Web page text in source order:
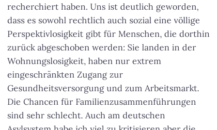
recherchiert haben. Uns ist deutlich geworden,
dass es sowohl rechtlich auch sozial eine völlige
Perspektivlosigkeit gibt für Menschen, die dorthin
zurück abgeschoben werden: Sie landen in der
Wohnungslosigkeit, haben nur extrem
eingeschränkten Zugang zur
Gesundheitsversorgung und zum Arbeitsmarkt.
Die Chancen für Familienzusammenführungen
sind sehr schlecht. Auch am deutschen